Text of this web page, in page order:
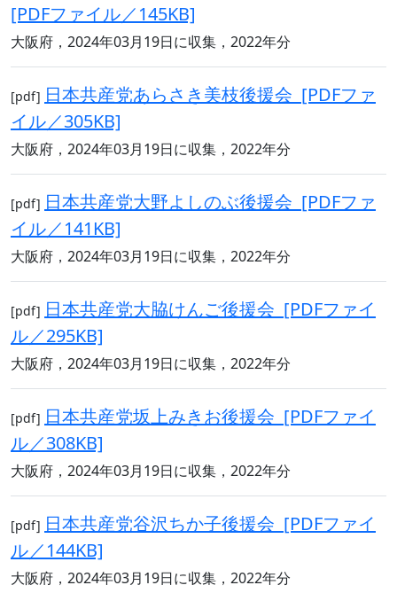
[PDFファイル／145KB]
大阪府，2024年03月19日に収集，2022年分
[pdf] 日本共産党あらさき美枝後援会 [PDFファ
イル／305KB]
大阪府，2024年03月19日に収集，2022年分
[pdf] 日本共産党大野よしのぶ後援会 [PDFファ
イル／141KB]
大阪府，2024年03月19日に収集，2022年分
[pdf] 日本共産党大脇けんご後援会 [PDFファイ
ル／295KB]
大阪府，2024年03月19日に収集，2022年分
[pdf] 日本共産党坂上みきお後援会 [PDFファイ
ル／308KB]
大阪府，2024年03月19日に収集，2022年分
[pdf] 日本共産党谷沢ちか子後援会 [PDFファイ
ル／144KB]
大阪府，2024年03月19日に収集，2022年分